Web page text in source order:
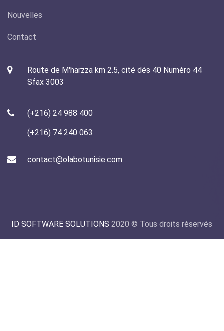
Nouvelles
Contact
Route de M'harzza km 2.5, cité dés 40 Numéro 44
Sfax 3003
(+216) 24 988 400
(+216) 74 240 063
contact@olabotunisie.com
ID SOFTWARE SOLUTIONS 2020 © Tous droits réservés